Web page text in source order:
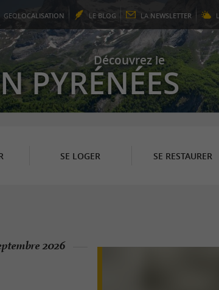
GEOLOCALISATION LE BLOG LA NEWSLETTER
Découvrez le
PYRÉNÉES
SE LOGER SE RESTAURER
2026